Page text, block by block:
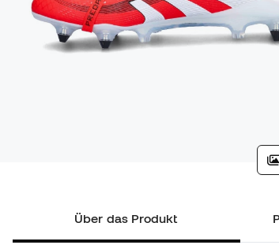
Über das Produkt